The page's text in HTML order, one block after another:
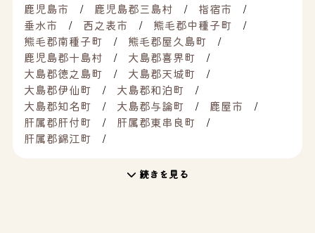
鹿児島市 鹿児島郡三島村
指宿市
垂水市
西之表市
熊毛郡中種子町
熊毛郡南種子町
熊毛郡屋久島町
鹿児島郡十島村
大島郡喜界町
大島郡徳之島町
大島郡天城町
大島郡伊仙町
大島郡和泊町
大島郡知名町
大島郡与論町
鹿屋市
肝属郡肝付町
肝属郡東串良町
肝属郡錦江町
続きを見る